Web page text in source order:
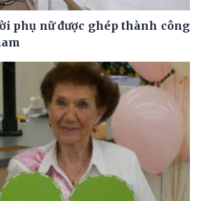
phụ nữ được ghép thành công